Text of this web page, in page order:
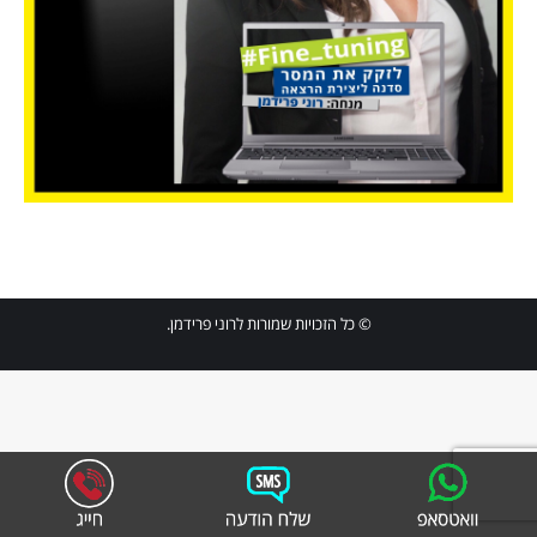
© כל הזכויות שמורות לרוני פרידמן.